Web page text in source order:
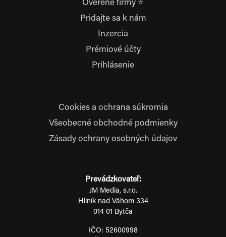
Overené firmy ⭐
Pridajte sa k nám
Inzercia
Prémiové účty
Prihlásenie
Cookies a ochrana súkromia
Všeobecné obchodné podmienky
Zásady ochrany osobných údajov
Prevádzkovateľ:
JM Media, s.r.o.
Hliník nad Váhom 334
014 01 Bytča
IČO: 52600998